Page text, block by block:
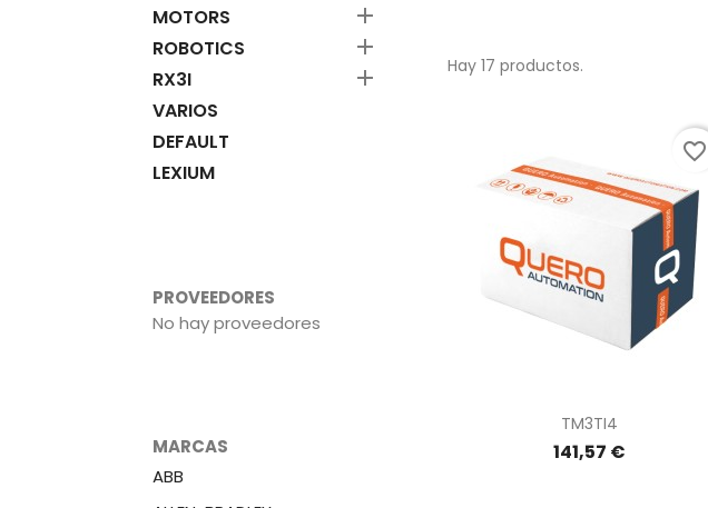
MOTORS 
ROBOTICS 
RX3I 
VARIOS
DEFAULT
LEXIUM
PROVEEDORES
No hay proveedores
MARCAS
ABB
Hay 17 productos.
Vista rápida
TM3TI4
141,57 €
favorite_border